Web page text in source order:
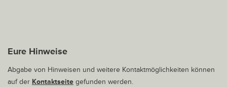
Eure Hinweise
Abgabe von Hinweisen und weitere Kontaktmöglichkeiten können
auf der Kontaktseite gefunden werden.